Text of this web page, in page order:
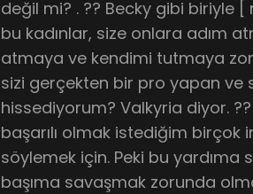
değil mi? . ?? Becky gibi biriyle
bu kadınlar, size onlara adım
atmaya ve kendimi tutmaya
sizi gerçekten bir pro yapan ve
hissediyorum? Valkyria diyor.
başarılı olmak istediğim birçok
söylemek için. Peki bu
başıma savaşmak zorunda